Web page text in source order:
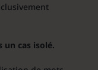
un cas isolé.